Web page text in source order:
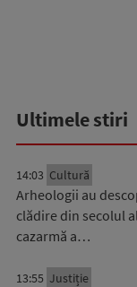
Ultimele stiri
14:03 Cultură
Arheologii au
clădire din secolul
cazarmă a…
13:55 Justiție